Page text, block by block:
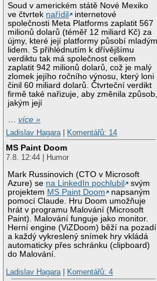
Soud v americkém státě Nové Mexiko
ve čtvrtek nařídil
internetové
společnosti Meta Platforms zaplatit 567
milionů dolarů (téměř 12 miliard Kč) za
újmy, které její platformy působí mladým
lidem. S přihlédnutím k dřívějšímu
verdiktu tak má společnost celkem
zaplatit 942 milionů dolarů, což je malý
zlomek jejího ročního výnosu, který loni
činil 60 miliard dolarů. Čtvrteční verdikt
firmě také nařizuje, aby změnila způsob,
jakým její
…více »
Ladislav Hagara
Komentářů: 14
MS Paint Doom
7.8. 12:44 | Humor
Mark Russinovich (CTO v Microsoft
Azure) se na LinkedIn pochlubil
svým
projektem MS Paint Doom
napsaným
pomocí Claude. Hru Doom umožňuje
hrát v programu Malování (Microsoft
Paint). Malování funguje jako monitor.
Herní engine (ViZDoom) běží na pozadí
a každý vykreslený snímek hry vkládá
automaticky přes schránku (clipboard)
do Malování.
Ladislav Hagara | Komentářů: 4